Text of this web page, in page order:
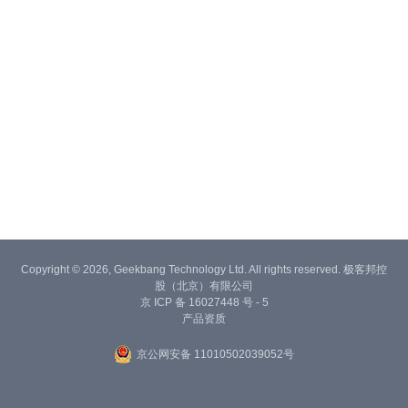
Copyright © 2026, Geekbang Technology Ltd. All rights reserved. 极客邦控
股（北京）有限公司
京 ICP 备 16027448 号 - 5
产品资质
京公网安备 11010502039052号